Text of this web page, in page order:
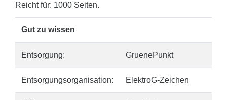
Reicht für: 1000 Seiten.
Gut zu wissen
Entsorgung: GruenePunkt
Entsorgungsorganisation: ElektroG-Zeichen